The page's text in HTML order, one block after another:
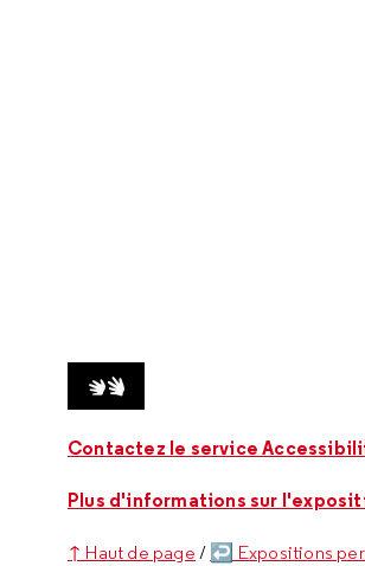
VIDÉO AVEC LSF
Contactez le service
Plus d'informations sur
↑ Haut de page / ↩ Expositions